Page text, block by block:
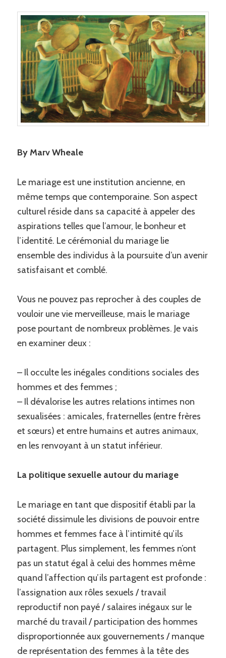
By Marv Wheale
Le mariage est une institution ancienne, en
même temps que contemporaine. Son aspect
culturel réside dans sa capacité à appeler des
aspirations telles que l’amour, le bonheur et
l’identité. Le cérémonial du mariage lie
ensemble des individus à la poursuite d’un avenir
satisfaisant et comblé.
Vous ne pouvez pas reprocher à des couples de
vouloir une vie merveilleuse, mais le mariage
pose pourtant de nombreux problèmes. Je vais
en examiner deux :
– Il occulte les inégales conditions sociales des
hommes et des femmes ;
– Il dévalorise les autres relations intimes non
sexualisées : amicales, fraternelles (entre frères
et sœurs) et entre humains et autres animaux,
en les renvoyant à un statut inférieur.
La politique sexuelle autour du mariage
Le mariage en tant que dispositif établi par la
société dissimule les divisions de pouvoir entre
hommes et femmes face à l’intimité qu’ils
partagent. Plus simplement, les femmes n’ont
pas un statut égal à celui des hommes même
quand l’affection qu’ils partagent est profonde :
l’assignation aux rôles sexuels / travail
reproductif non payé / salaires inégaux sur le
marché du travail / participation des hommes
disproportionnée aux gouvernements / manque
de représentation des femmes à la tête des